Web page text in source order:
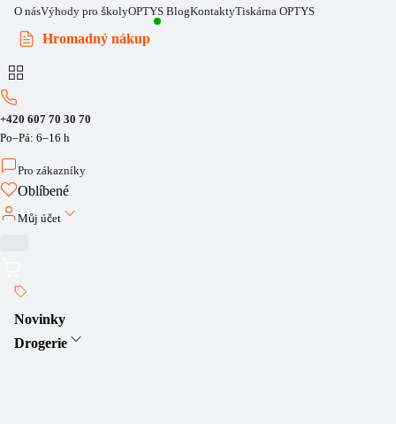
O násVýhody pro školyOPTYS BlogKontaktyTiskárna OPTYS
Hromadný nákup
+420 607 70 30 70
Po–Pá: 6–16 h
Pro zákazníky
Oblíbené
Můj účet
Novinky
Drogerie